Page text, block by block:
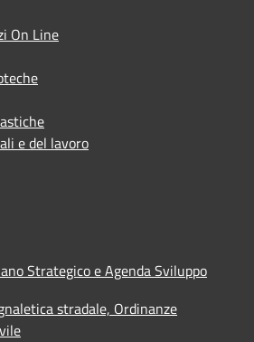
On Line
e del lavoro
Strategico e Agenda Sviluppo
stradale, Ordinanze